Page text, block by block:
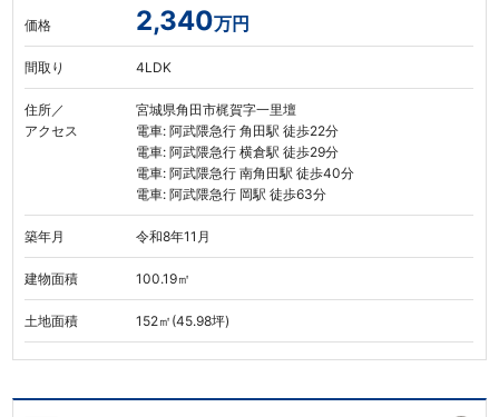
価格 2,340万円
間取り 4LDK
住所／
アクセス
宮城県角田市梶賀字一里壇
電車: 阿武隈急行 角田駅 徒歩22分
電車: 阿武隈急行 横倉駅 徒歩29分
電車: 阿武隈急行 南角田駅 徒歩40分
電車: 阿武隈急行 岡駅 徒歩63分
築年月 令和8年11月
建物面積 100.19㎡
土地面積 152㎡(45.98坪)